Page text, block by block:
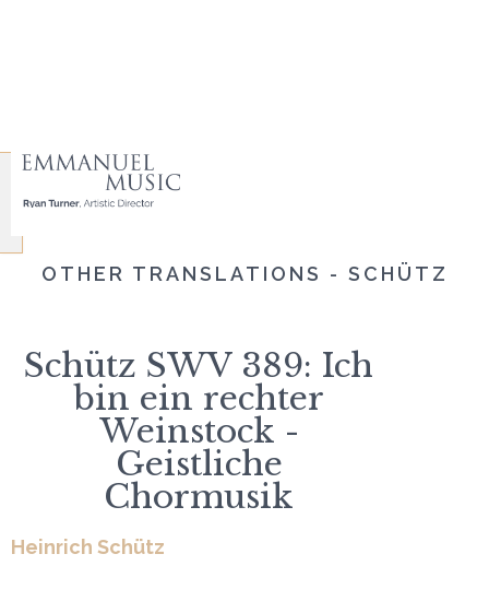
OTHER TRANSLATIONS - SCHÜTZ
Schütz SWV 389: Ich
bin ein rechter
Weinstock -
Geistliche
Chormusik
Heinrich Schütz